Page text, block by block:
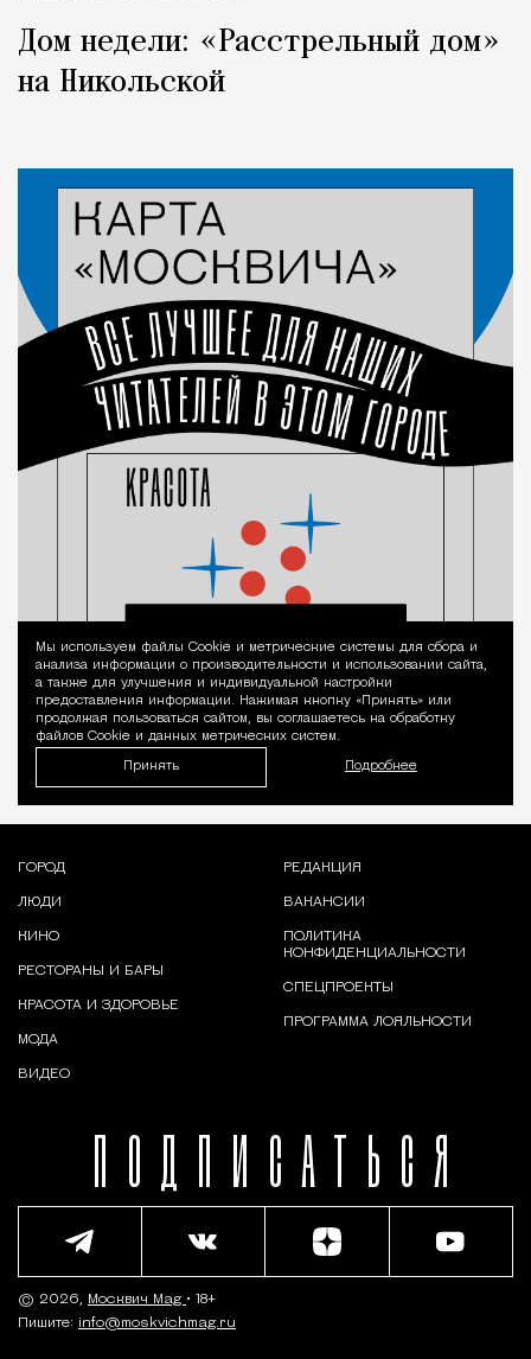
Дом недели: «Расстрельный дом»
на Никольской
Уведомление
Мы используем файлы Сookie и метрические системы для сбора и
анализа информации о производительности и использовании сайта,
а также для улучшения и индивидуальной настройки
предоставления информации. Нажимая кнопку «Принять» или
продолжая пользоваться сайтом, вы соглашаетесь на обработку
файлов Cookie и данных метрических систем.
Принять Подробнее
ПОДПИСАТЬСЯ
ГОРОД
ЛЮДИ
КИНО
РЕСТОРАНЫ И БАРЫ
КРАСОТА И ЗДОРОВЬЕ
МОДА
ВИДЕО
РЕДАКЦИЯ
ВАКАНСИИ
ПОЛИТИКА
КОНФИДЕНЦИАЛЬНОСТИ
СПЕЦПРОЕКТЫ
ПРОГРАММА ЛОЯЛЬНОСТИ
© 2026, Москвич Mag • 18+
Пишите: info@moskvichmag.ru